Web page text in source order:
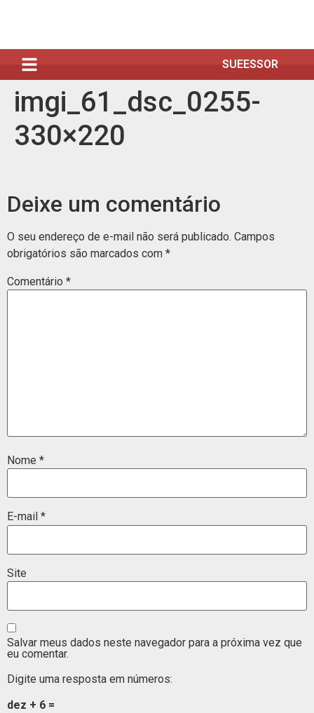
SUEESSOR
imgi_61_dsc_0255-
330×220
Deixe um comentário
O seu endereço de e-mail não será publicado. Campos
obrigatórios são marcados com *
Comentário *
Nome *
E-mail *
Site
Salvar meus dados neste navegador para a próxima vez que
eu comentar.
Digite uma resposta em números:
dez + 6 =